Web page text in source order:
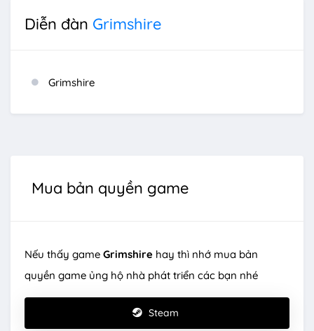
Diễn đàn Grimshire
Grimshire
Mua bản quyền game
Nếu thấy game Grimshire hay thì nhớ mua bản
quyền game ủng hộ nhà phát triển các bạn nhé
Steam